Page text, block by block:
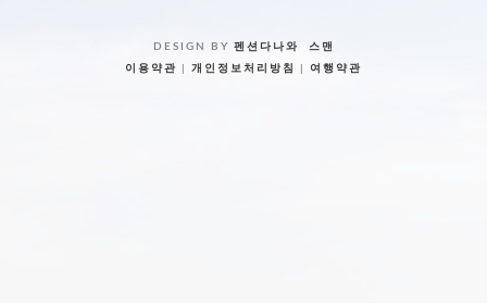
DESIGN BY 펜션다나와
스맨
이용약관
개인정보처리방침 여행약관